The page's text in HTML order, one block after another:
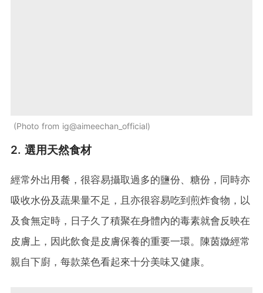
Photo from ig@aimeechan_official
2. 選用天然食材
經常外出用餐，很容易攝取過多的鹽份、糖份，同時亦
吸收水份及蔬果量不足，且亦很容易吃到煎炸食物，以
及食無定時，日子久了積聚在身體內的毒素就會反映在
皮膚上，因此飲食是皮膚保養的重要一環。陳茵媺經常
親自下廚，每款菜色看起來十分美味又健康。